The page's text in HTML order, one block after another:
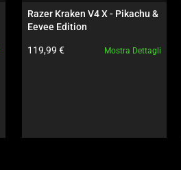
Razer Kraken V4 X - Pikachu &
Eevee Edition
Prezzo prodotto:
119,99 € Mostra Dettagli